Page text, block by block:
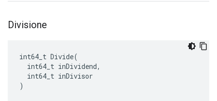
Divisione
int64_t Divide(
  int64_t inDividend,
  int64_t inDivisor
)